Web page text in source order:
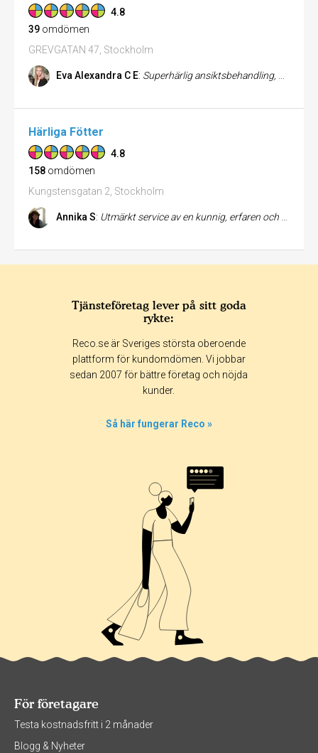
4.8
39 omdömen
GREVGATAN 47, Stockholm
Eva Alexandra C E: Superhärlig ansiktsbehandling, Moa berättade vad hon använde och vad produkten gjorde med huden vilket jag tycker är väl...
Härliga Fötter
4.8
158 omdömen
Kungstensgatan 2, Stockholm
Annika S: Utmärkt service av en kunnig, erfaren och engagerad fotvårdare.
Tjänsteföretag lever på sitt goda
rykte:
Reco.se är Sveriges största oberoende
plattform för kundomdömen. Vi jobbar
sedan 2007 för bättre företag och nöjda
kunder.
Så här fungerar Reco »
För företagare
Testa kostnadsfritt i 2 månader
Blogg & Nyheter